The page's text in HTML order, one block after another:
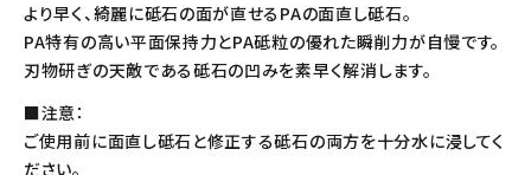
より早く、綺麗に砥石の面が直せるPAの面直し砥石。
PA特有の高い平面保持力とPA砥粒の優れた瞬削力が自慢です。
刃物研ぎの天敵である砥石の凹みを素早く解消します。
■注意：
ご使用前に面直し砥石と修正する砥石の両方を十分水に浸してく
ださい。